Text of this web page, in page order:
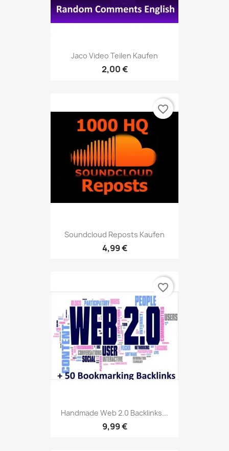
Jaco Video Teilen Kaufen
2,00 €
Soundcloud Reposts Kaufen
4,99 €
favorite_border
Handmade Web 2.0 Backlinks...
9,99 €
favorite_border